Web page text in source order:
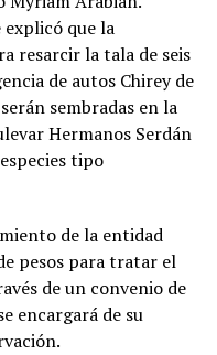
que la
resarcir la tala de seis
de autos Chirey de
sembradas en la
Hermanos Serdán
tipo
de la entidad
pesos para tratar el
de un convenio de
encargará de su